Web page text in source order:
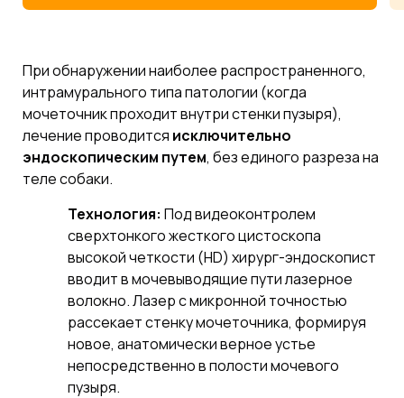
При обнаружении наиболее распространенного,
интрамурального типа патологии (когда
мочеточник проходит внутри стенки пузыря),
лечение проводится исключительно
эндоскопическим путем, без единого разреза на
теле собаки.
Технология: Под видеоконтролем
сверхтонкого жесткого цистоскопа
высокой четкости (HD) хирург-эндоскопист
вводит в мочевыводящие пути лазерное
волокно. Лазер с микронной точностью
рассекает стенку мочеточника, формируя
новое, анатомически верное устье
непосредственно в полости мочевого
пузыря.